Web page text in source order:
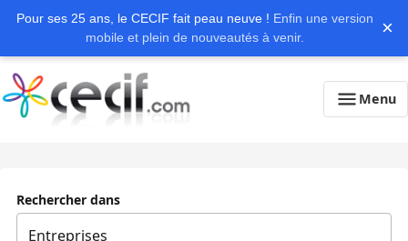
Pour ses 25 ans, le CECIF fait peau neuve ! Enfin une version
mobile et plein de nouveautés à venir.
×
Menu
Rechercher dans